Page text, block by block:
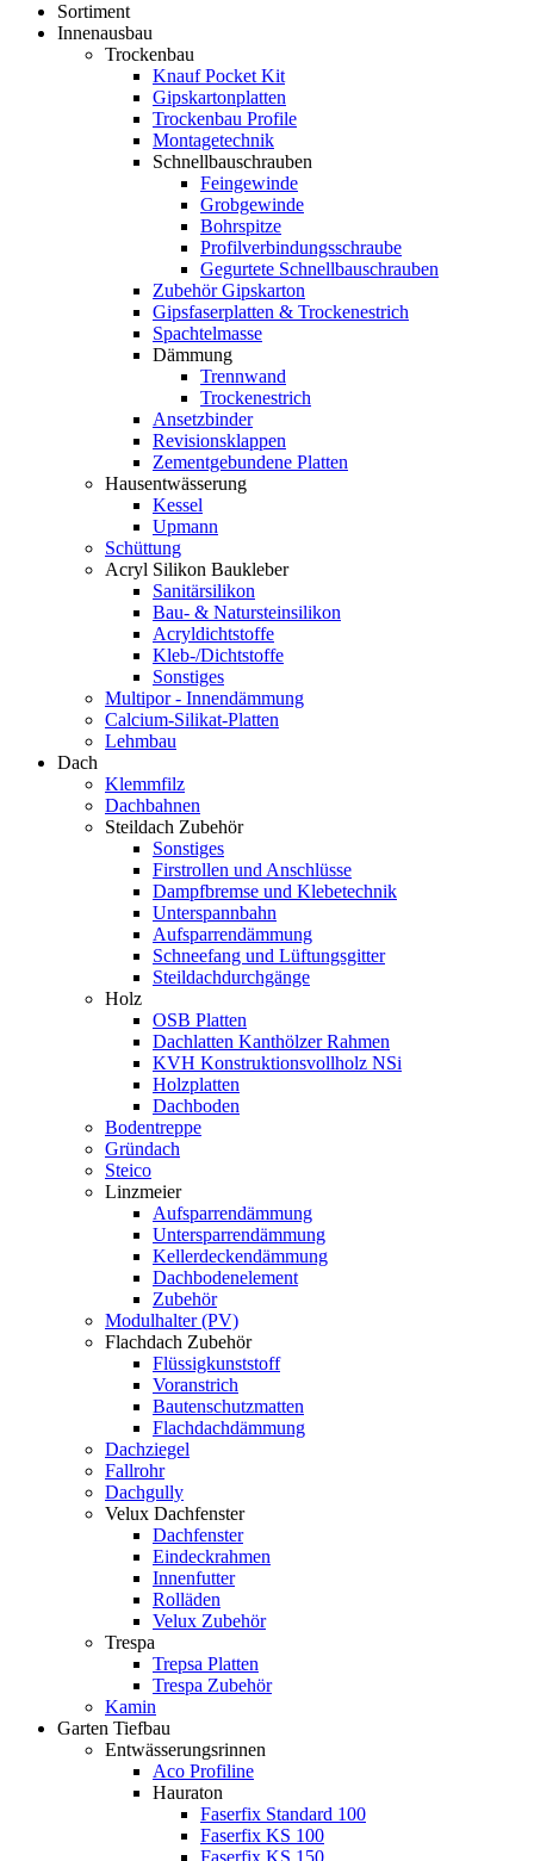
Sortiment
Innenausbau
Trockenbau
Knauf Pocket Kit
Gipskartonplatten
Trockenbau Profile
Montagetechnik
Schnellbauschrauben
Feingewinde
Grobgewinde
Bohrspitze
Profilverbindungsschraube
Gegurtete Schnellbauschrauben
Zubehör Gipskarton
Gipsfaserplatten & Trockenestrich
Spachtelmasse
Dämmung
Trennwand
Trockenestrich
Ansetzbinder
Revisionsklappen
Zementgebundene Platten
Hausentwässerung
Kessel
Upmann
Schüttung
Acryl Silikon Baukleber
Sanitärsilikon
Bau- & Natursteinsilikon
Acryldichtstoffe
Kleb-/Dichtstoffe
Sonstiges
Multipor - Innendämmung
Calcium-Silikat-Platten
Lehmbau
Dach
Klemmfilz
Dachbahnen
Steildach Zubehör
Sonstiges
Firstrollen und Anschlüsse
Dampfbremse und Klebetechnik
Unterspannbahn
Aufsparrendämmung
Schneefang und Lüftungsgitter
Steildachdurchgänge
Holz
OSB Platten
Dachlatten Kanthölzer Rahmen
KVH Konstruktionsvollholz NSi
Holzplatten
Dachboden
Bodentreppe
Gründach
Steico
Linzmeier
Aufsparrendämmung
Untersparrendämmung
Kellerdeckendämmung
Dachbodenelement
Zubehör
Modulhalter (PV)
Flachdach Zubehör
Flüssigkunststoff
Voranstrich
Bautenschutzmatten
Flachdachdämmung
Dachziegel
Fallrohr
Dachgully
Velux Dachfenster
Dachfenster
Eindeckrahmen
Innenfutter
Rolläden
Velux Zubehör
Trespa
Trepsa Platten
Trespa Zubehör
Kamin
Garten Tiefbau
Entwässerungsrinnen
Aco Profiline
Hauraton
Faserfix Standard 100
Faserfix KS 100
Faserfix KS 150